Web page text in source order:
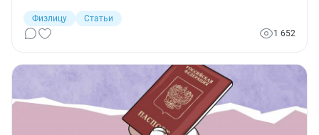
преимущества и риски несет каждый статус и как они
могут повлиять на работу, налоги и безопасность.
Физлицу
Статьи
1 652